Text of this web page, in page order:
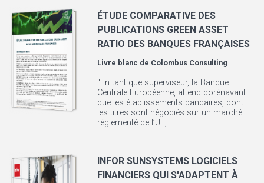
ÉTUDE COMPARATIVE DES
PUBLICATIONS GREEN ASSET
RATIO DES BANQUES FRANÇAISES
Livre blanc de Colombus Consulting
"En tant que superviseur, la Banque
Centrale Européenne, attend dorénavant
que les établissements bancaires, dont
les titres sont négociés sur un marché
réglementé de l’UE,...
INFOR SUNSYSTEMS LOGICIELS
FINANCIERS QUI S'ADAPTENT À